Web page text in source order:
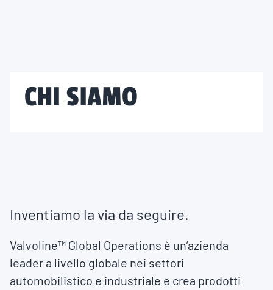
CHI SIAMO
Inventiamo la via da seguire.
Valvoline™ Global Operations è un’azienda
leader a livello globale nei settori
automobilistico e industriale e crea prodotti